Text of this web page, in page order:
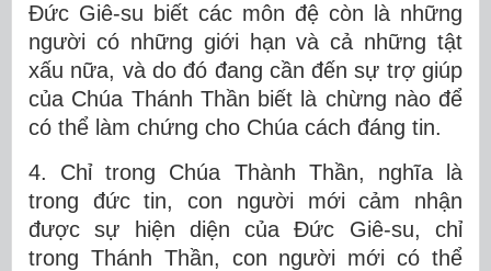
Đức Giê-su biết các môn đệ còn là những
người có những giới hạn và cả những tật
xấu nữa, và do đó đang cần đến sự trợ giúp
của Chúa Thánh Thần biết là chừng nào để
có thể làm chứng cho Chúa cách đáng tin.
4. Chỉ trong Chúa Thành Thần, nghĩa là
trong đức tin, con người mới cảm nhận
được sự hiện diện của Đức Giê-su, chỉ
trong Thánh Thần, con người mới có thể